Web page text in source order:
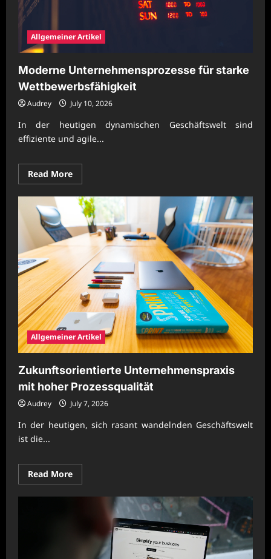
Allgemeiner Artikel
Moderne Unternehmensprozesse für starke
Wettbewerbsfähigkeit
Audrey July 10, 2026
In der heutigen dynamischen Geschäftswelt sind
effiziente und agile...
Read MoreRead
more
Moderne
Unternehmensprozesse
für
starke
Wettbewerbsfähigkeit
Allgemeiner Artikel
Zukunftsorientierte Unternehmenspraxis
mit hoher Prozessqualität
Audrey July 7, 2026
In der heutigen, sich rasant wandelnden Geschäftswelt
ist die...
Read MoreRead
more
Zukunftsorientierte
Unternehmenspraxis
Prozessqualität